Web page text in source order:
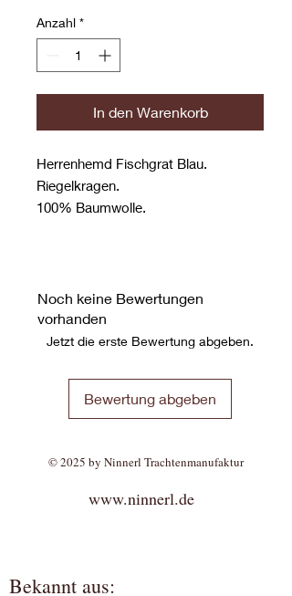
Anzahl *
In den Warenkorb
Herrenhemd Fischgrat Blau.
Riegelkragen.
100% Baumwolle.
Noch keine Bewertungen
vorhanden
Jetzt die erste Bewertung abgeben.
Bewertung abgeben
© 2025 by Ninnerl Trachtenmanufaktur
www.ninnerl.de
Bekannt aus: